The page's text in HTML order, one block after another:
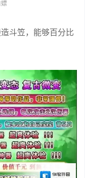
斗笠，能够百分比